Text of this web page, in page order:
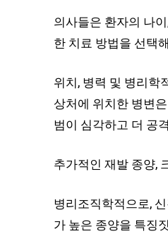
의사들은 환자의 나
한 치료 방법을 선택
위치, 병력 및 병리학
상처에 위치한 병변
범이 심각하고 더 공
추가적인 재발 종양,
병리조직학적으로,
가 높은 종양을 특징